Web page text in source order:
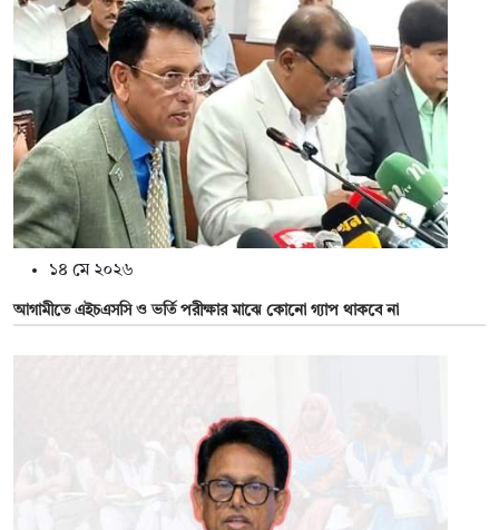
১৪ মে ২০২৬
আগামীতে এইচএসসি ও ভর্তি পরীক্ষার মাঝে কোনো গ্যাপ থাকবে না